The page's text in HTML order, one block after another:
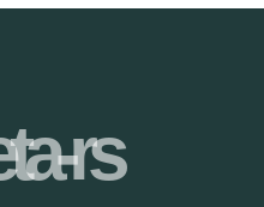
rs